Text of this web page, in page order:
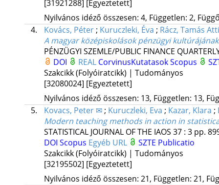
[31921288] [Egyeztetett]
Nyilvános idéző összesen: 4, Független: 2,
4.
Kovács, Péter; Kuruczleki, Éva ; Rácz, Tamás
A magyar középiskolások pénzügyi
PÉNZÜGYI SZEMLE/PUBLIC FINANCE
DOI
REAL CorvinusKutatasokScopus
Szakcikk (Folyóiratcikk) | Tudományos
[32080024] [Egyeztetett]
Nyilvános idéző összesen: 13, Független: 13,
5.
Kovacs, Peter ✉; Kuruczleki, Eva ; Kazar, Klara ;
Modern teaching methods in action in
STATISTICAL JOURNAL OF THE IAOS 37: 3 pp.
DOI Scopus Egyéb URL
SZTE Publicatio
Szakcikk (Folyóiratcikk) | Tudományos
[32195502] [Egyeztetett]
Nyilvános idéző összesen: 21, Független: 21,